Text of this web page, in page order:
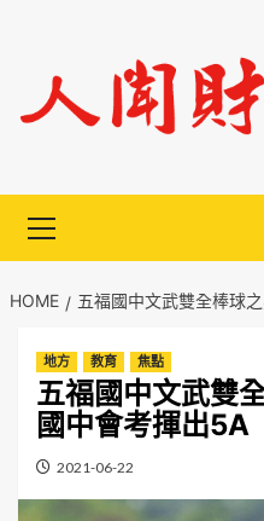
content
Menu
HOME 五福國中文武雙全棒球
地方 教育 焦點
五福國中文武雙
國中會考揮出5A
2021-06-22